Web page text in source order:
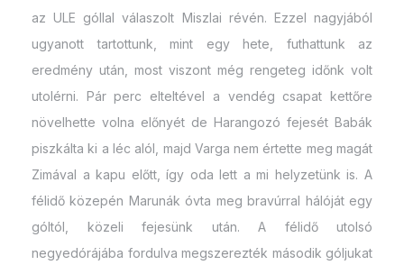
az ULE góllal válaszolt Miszlai révén. Ezzel nagyjából
ugyanott tartottunk, mint egy hete, futhattunk az
eredmény után, most viszont még rengeteg időnk volt
utolérni. Pár perc elteltével a vendég csapat kettőre
növelhette volna előnyét de Harangozó fejesét Babák
piszkálta ki a léc alól, majd Varga nem értette meg magát
Zimával a kapu előtt, így oda lett a mi helyzetünk is. A
félidő közepén Marunák óvta meg bravúrral hálóját egy
góltól, közeli fejesünk után. A félidő utolsó
negyedórájába fordulva megszerezték második góljukat